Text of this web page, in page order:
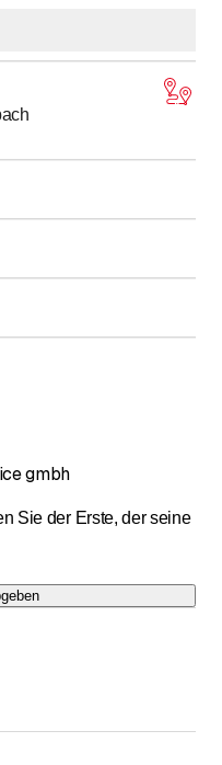
00
7:00- bis
18:00
gmbh
Sie der Erste, der seine